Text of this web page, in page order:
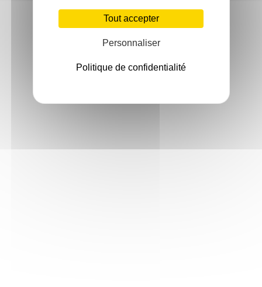
Tout accepter
Personnaliser
Politique de confidentialité